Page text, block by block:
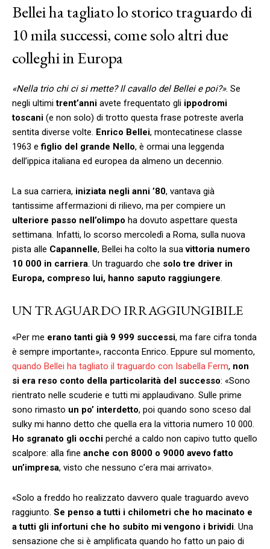
Bellei ha tagliato lo storico traguardo di
10 mila successi, come solo altri due
colleghi in Europa
«Nella trio chi ci si mette? Il cavallo del Bellei e poi?». Se
negli ultimitrent’anni avete frequentato gli ippodromi
toscani (e non solo) di trotto questa frase potreste averla
sentita diverse volte. Enrico Bellei, montecatinese classe
1963 efiglio del grande Nello, è ormai una leggenda
dell’ippica italiana ed europea da almeno un decennio.
La sua carriera, iniziata negli anni ’80, vantava già
tantissime affermazioni di rilievo, ma per compiere un
ulteriore passo nell’olimpo ha dovuto aspettare questa
settimana. Infatti, lo scorso mercoledì a Roma, sulla nuova
pista alle Capannelle, Bellei ha colto la suavittoria numero
10 000 in carriera. Un traguardo che solo tre driver in
Europa, compreso lui, hanno saputo raggiungere.
UN TRAGUARDO IRRAGGIUNGIBILE
«Per me erano tanti già 9 999 successi, ma fare cifra tonda
è sempre importante», racconta Enrico. Eppure sul momento,
quando Bellei ha tagliato il traguardo con Isabella Ferm, non
si era reso conto della particolarità del successo: «Sono
rientrato nelle scuderie e tutti mi applaudivano. Sulle prime
sono rimasto un po’ interdetto, poi quando sono sceso dal
sulky mi hanno detto che quella era la vittoria numero 10 000.
Ho sgranato gli occhi perché a caldo non capivo tutto quello
scalpore: alla fine anche con 8000 o 9000 avevo fatto
un’impresa, visto che nessuno c’era mai arrivato».
«Solo a freddo ho realizzato davvero quale traguardo avevo
raggiunto. Se penso a tutti i chilometri che ho macinato e
a tutti gli infortuni che ho subito mi vengono i brividi. Una
sensazione che si è amplificata quando ho fatto un paio di